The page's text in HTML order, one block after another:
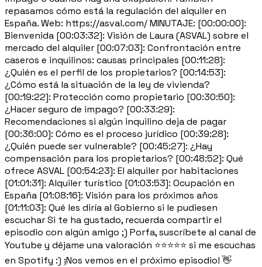
repasamos cómo está la regulación del alquiler en
España. Web: https://asval.com/ MINUTAJE: [00:00:00]:
Bienvenida [00:03:32]: Visión de Laura (ASVAL) sobre el
mercado del alquiler [00:07:03]: Confrontación entre
caseros e inquilinos: causas principales [00:11:28]:
¿Quién es el perfil de los propietarios? [00:14:53]:
¿Cómo está la situación de la ley de vivienda?
[00:19:22]: Protección como propietario [00:30:50]:
¿Hacer seguro de impago? [00:33:29]:
Recomendaciones si algún inquilino deja de pagar
[00:36:00]: Cómo es el proceso jurídico [00:39:28]:
¿Quién puede ser vulnerable? [00:45:27]: ¿Hay
compensación para los propietarios? [00:48:52]: Qué
ofrece ASVAL [00:54:23]: El alquiler por habitaciones
[01:01:31]: Alquiler turístico [01:03:53]: Ocupación en
España [01:08:16]: Visión para los próximos años
[01:11:03]: Qué les diría al Gobierno si le pudiesen
escuchar Si te ha gustado, recuerda compartir el
episodio con algún amigo ;) Porfa, suscríbete al canal de
Youtube y déjame una valoración ⭐⭐⭐⭐⭐ si me escuchas
en Spotify :) ¡Nos vemos en el próximo episodio! 👋